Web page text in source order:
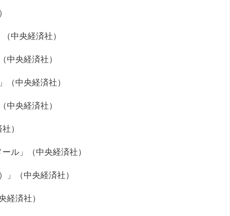
中央経済社）
中央経済社）
（中央経済社）
中央経済社）
）
ル」（中央経済社）
」（中央経済社）
経済社）